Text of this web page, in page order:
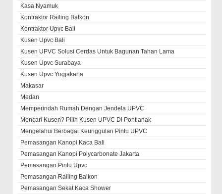
Kasa Nyamuk
Kontraktor Railing Balkon
Kontraktor Upvc Bali
Kusen Upvc Bali
Kusen UPVC Solusi Cerdas Untuk Bagunan Tahan Lama
Kusen Upvc Surabaya
Kusen Upvc Yogjakarta
Makasar
Medan
Memperindah Rumah Dengan Jendela UPVC
Mencari Kusen? Pilih Kusen UPVC Di Pontianak
Mengetahui Berbagai Keunggulan Pintu UPVC
Pemasangan Kanopi Kaca Bali
Pemasangan Kanopi Polycarbonate Jakarta
Pemasangan Pintu Upvc
Pemasangan Railing Balkon
Pemasangan Sekat Kaca Shower